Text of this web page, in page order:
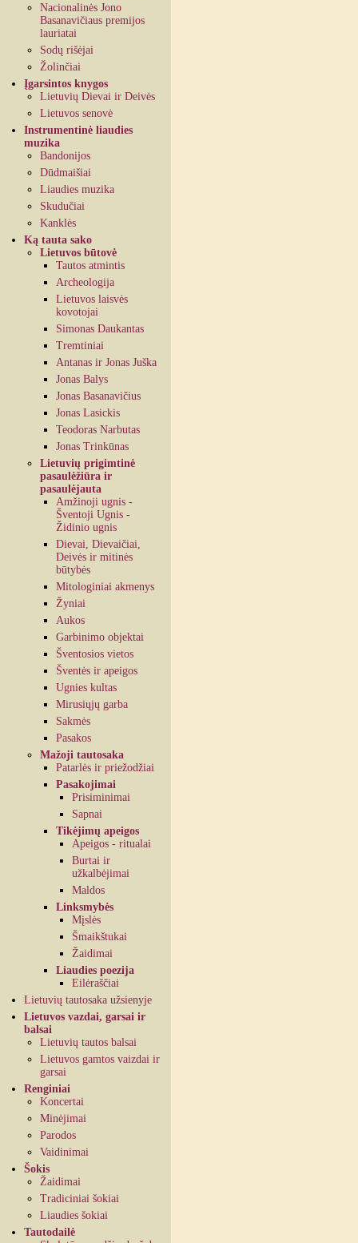
Nacionalinės Jono
Basanavičiaus premijos
lauriatai
Sodų rišėjai
Žolinčiai
Įgarsintos knygos
Lietuvių Dievai ir Deivės
Lietuvos senovė
Instrumentinė liaudies
muzika
Bandonijos
Dūdmaišiai
Liaudies muzika
Skudučiai
Kanklės
Ką tauta sako
Lietuvos būtovė
Tautos atmintis
Archeologija
Lietuvos laisvės
kovotojai
Simonas Daukantas
Tremtiniai
Antanas ir Jonas Juška
Jonas Balys
Jonas Basanavičius
Jonas Lasickis
Teodoras Narbutas
Jonas Trinkūnas
Lietuvių prigimtinė
pasaulėžiūra ir
pasaulėjauta
Amžinoji ugnis -
Šventoji Ugnis -
Židinio ugnis
Dievai, Dievaičiai,
Deivės ir mitinės
būtybės
Mitologiniai akmenys
Žyniai
Aukos
Garbinimo objektai
Šventosios vietos
Šventės ir apeigos
Ugnies kultas
Mirusiųjų garba
Sakmės
Pasakos
Mažoji tautosaka
Patarlės ir priežodžiai
Pasakojimai
Prisiminimai
Sapnai
Tikėjimų apeigos
Apeigos - ritualai
Burtai ir
užkalbėjimai
Maldos
Linksmybės
Mįslės
Šmaikštukai
Žaidimai
Liaudies poezija
Eilėraščiai
Lietuvių tautosaka užsienyje
Lietuvos vazdai, garsai ir
balsai
Lietuvių tautos balsai
Lietuvos gamtos vaizdai ir
garsai
Renginiai
Koncertai
Minėjimai
Parodos
Vaidinimai
Šokis
Žaidimai
Tradiciniai šokiai
Liaudies šokiai
Tautodailė